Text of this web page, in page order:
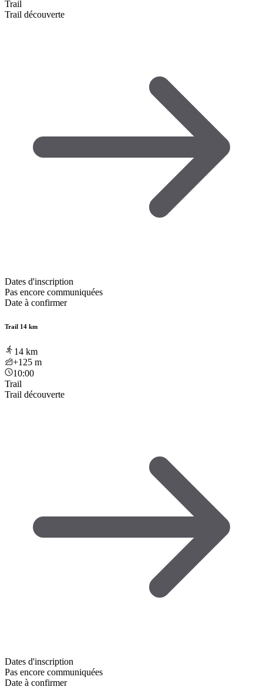
Trail
Trail découverte
Dates d'inscription
Pas encore communiquées
Date à confirmer
Trail 14 km
14 km
+125 m
10:00
Trail
Trail découverte
Dates d'inscription
Pas encore communiquées
Date à confirmer